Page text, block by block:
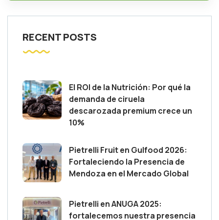
RECENT POSTS
El ROI de la Nutrición: Por qué la
demanda de ciruela
descarozada premium crece un
10%
Pietrelli Fruit en Gulfood 2026:
Fortaleciendo la Presencia de
Mendoza en el Mercado Global
Pietrelli en ANUGA 2025:
fortalecemos nuestra presencia